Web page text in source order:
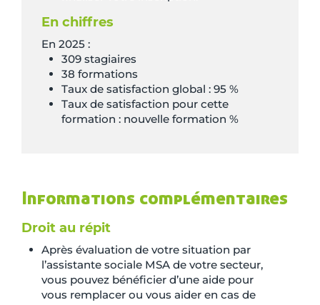
En chiffres
En 2025 :
309 stagiaires
38 formations
Taux de satisfaction global : 95 %
Taux de satisfaction pour cette
formation : nouvelle formation %
Informations complémentaires
Droit au répit
Après évaluation de votre situation par
l’assistante sociale MSA de votre secteur,
vous pouvez bénéficier d’une aide pour
vous remplacer ou vous aider en cas de